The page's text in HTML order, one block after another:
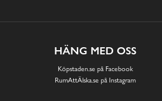
HÄNG MED OSS
Köpstaden.se på Facebook
RumAttÄlska.se på Instagram